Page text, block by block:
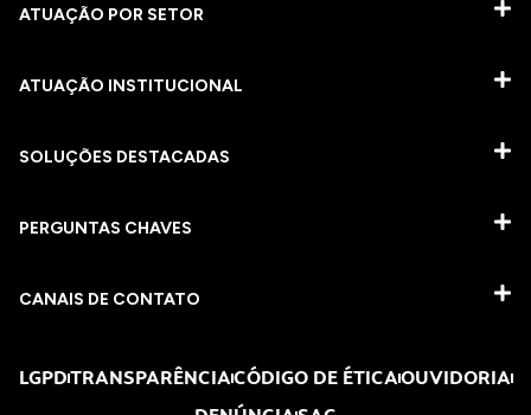
ATUAÇÃO POR SETOR
ATUAÇÃO INSTITUCIONAL
SOLUÇÕES DESTACADAS
PERGUNTAS CHAVES​
CANAIS DE CONTATO
LGPDTRANSPARÊNCIACÓDIGO DE ÉTICAOUVIDORIA